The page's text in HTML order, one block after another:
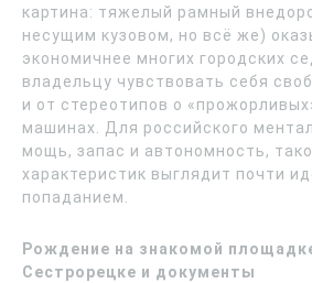
картина: тяжелый рамный
несущим кузовом, но всё же)
экономичнее многих городских
владельцу чувствовать себя
и от стереотипов о
машинах. Для российского
мощь, запас и автономность,
характеристик выглядит почти
попаданием.
Рождение на знакомой
Сестрорецке и документы